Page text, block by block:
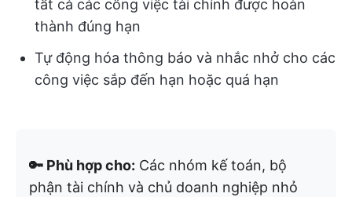
tất cả các công việc tài chính được hoàn
thành đúng hạn
Tự động hóa thông báo và nhắc nhở cho các
công việc sắp đến hạn hoặc quá hạn
🔑 Phù hợp cho: Các nhóm kế toán, bộ
phận tài chính và chủ doanh nghiệp nhỏ